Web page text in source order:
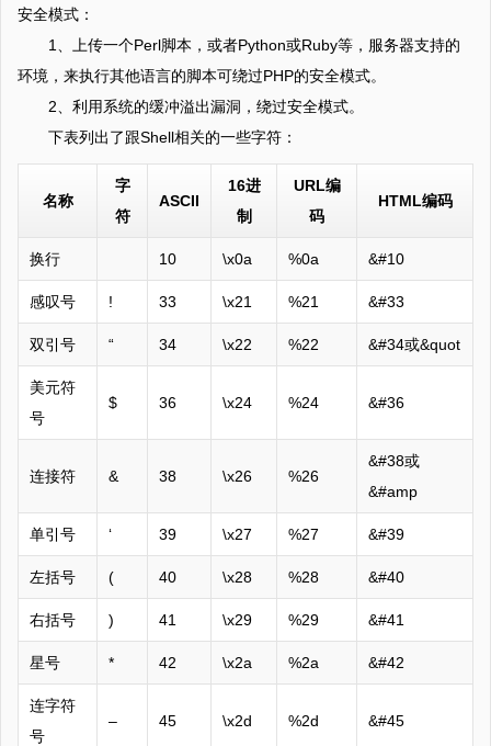
安全模式：
1、上传一个Perl脚本，或者Python或Ruby等，服务器支持的
环境，来执行其他语言的脚本可绕过PHP的安全模式。
2、利用系统的缓冲溢出漏洞，绕过安全模式。
下表列出了跟Shell相关的一些字符：
名称
字
符
ASCII
16进
制
URL编
码
HTML编码
换行 10 \x0a %0a &#10
感叹号 ! 33 \x21 %21 &#33
双引号 “ 34 \x22 %22 &#34或&quot
美元符
号
$ 36 \x24 %24 &#36
连接符 & 38 \x26 %26
&#38或
&#amp
单引号 ‘ 39 \x27 %27 &#39
左括号 ( 40 \x28 %28 &#40
右括号 ) 41 \x29 %29 &#41
星号 * 42 \x2a %2a &#42
连字符
号
– 45 \x2d %2d &#45